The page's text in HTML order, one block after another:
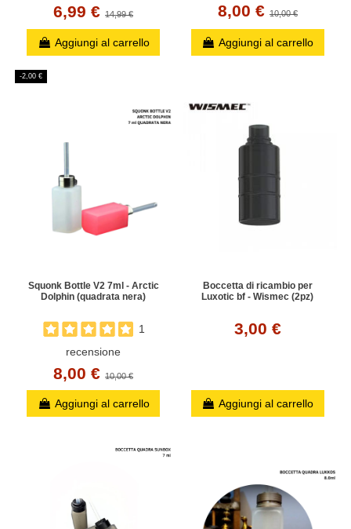
6,99 €14,99 €
Aggiungi al carrello
8,00 € 10,00 €
Aggiungi al carrello
-2,00 €
Squonk Bottle V2 7ml - Arctic
Dolphin (quadrata nera)
1
recensione
8,00 €10,00 €
Aggiungi al carrello
Boccetta di ricambio per
Luxotic bf - Wismec (2pz)
3,00 €
Aggiungi al carrello